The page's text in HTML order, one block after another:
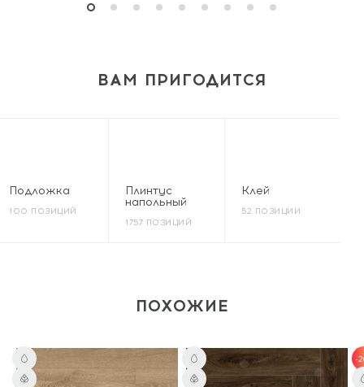
ВАМ ПРИГОДИТСЯ
Подложка
100 ПОЗИЦИЙ
Плинтус
напольный
1757 ПОЗИЦИЙ
Клей
52 ПОЗИЦИИ
ПОХОЖИЕ
-